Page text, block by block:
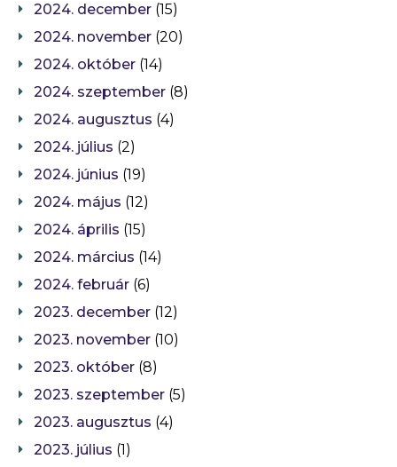
2024. december (15)
2024. november (20)
2024. október (14)
2024. szeptember (8)
2024. augusztus (4)
2024. július (2)
2024. június (19)
2024. május (12)
2024. április (15)
2024. március (14)
2024. február (6)
2023. december (12)
2023. november (10)
2023. október (8)
2023. szeptember (5)
2023. augusztus (4)
2023. július (1)